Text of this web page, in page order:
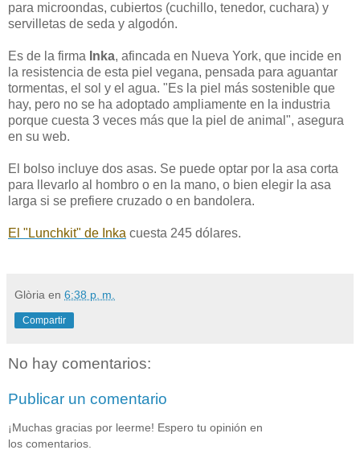
para microondas, cubiertos (cuchillo, tenedor, cuchara) y
servilletas de seda y algodón.
Es de la firma Inka, afincada en Nueva York, que incide en
la resistencia de esta piel vegana, pensada para aguantar
tormentas, el sol y el agua. "Es la piel más sostenible que
hay, pero no se ha adoptado ampliamente en la industria
porque cuesta 3 veces más que la piel de animal", asegura
en su web.
El bolso incluye dos asas. Se puede optar por la asa corta
para llevarlo al hombro o en la mano, o bien elegir la asa
larga si se prefiere cruzado o en bandolera.
El "Lunchkit" de Inka cuesta 245 dólares.
Glòria en 6:38 p. m.
Compartir
No hay comentarios:
Publicar un comentario
¡Muchas gracias por leerme! Espero tu opinión en
los comentarios.